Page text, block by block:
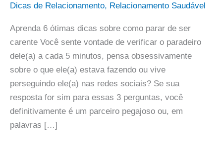
Dicas de Relacionamento, Relacionamento Saudável
Aprenda 6 ótimas dicas sobre como parar de ser
carente Você sente vontade de verificar o paradeiro
dele(a) a cada 5 minutos, pensa obsessivamente
sobre o que ele(a) estava fazendo ou vive
perseguindo ele(a) nas redes sociais? Se sua
resposta for sim para essas 3 perguntas, você
definitivamente é um parceiro pegajoso ou, em
palavras […]